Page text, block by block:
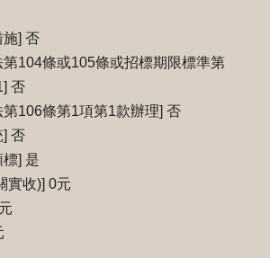
施] 否
第104條或105條或招標期限標準第
否
第106條第1項第1款辦理] 否
] 否
] 是
實收)] 0元